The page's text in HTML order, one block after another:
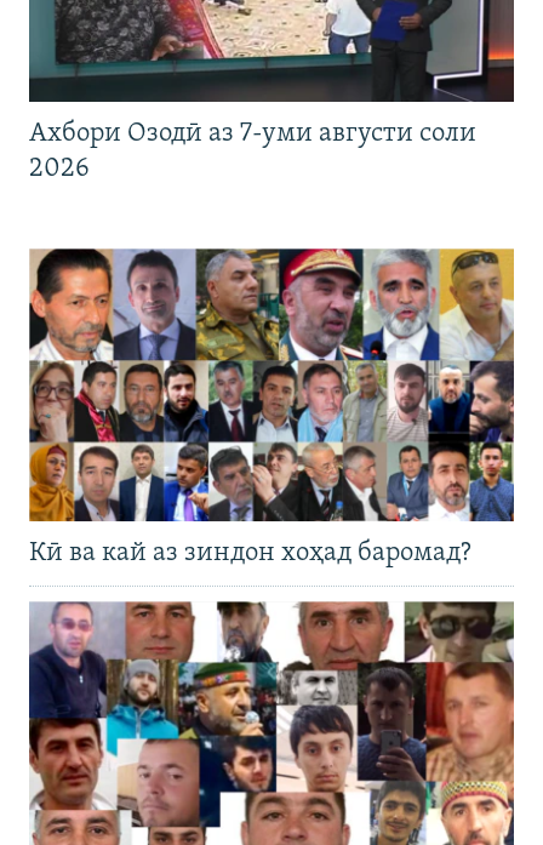
Ахбори Озодӣ аз 7-уми августи соли
2026
Кӣ ва кай аз зиндон хоҳад баромад?